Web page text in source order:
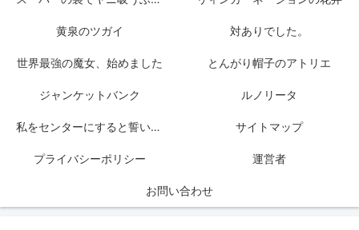
黄泉のツガイ 対ありでした。
世界最強の魔女、始めました とんがり帽子のアトリエ
ジャンケットバンク ルノリータ
私をセンターにすると誓いますか？ サイトマップ
プライバシーポリシー 運営者
お問い合わせ